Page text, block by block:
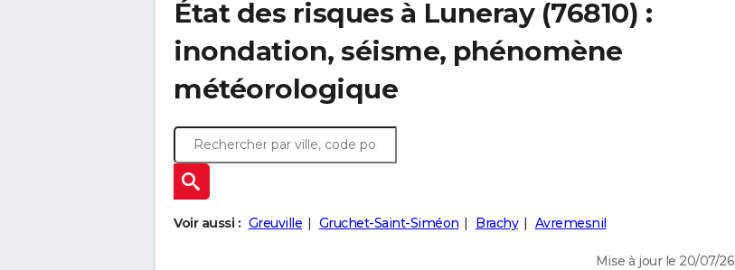
État des risques à Luneray (76810) :
inondation, séisme, phénomène
météorologique
Voir aussi : Greuville Gruchet-Saint-Siméon Brachy Avremesnil
Mise à jour le 20/07/26